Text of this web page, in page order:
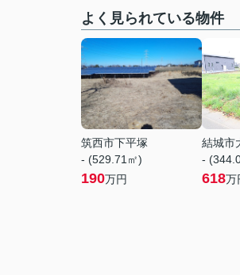
よく見られている物件
筑西市下平塚
- (529.71㎡)
190万円
結城市
-
618万